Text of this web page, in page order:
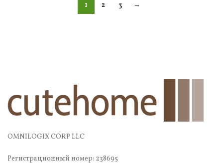
1 2 3 →
OMNILOGIX CORP LLC
Регистрационный номер: 238695